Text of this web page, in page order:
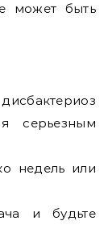
может быть
серьезным
недель или
и будьте